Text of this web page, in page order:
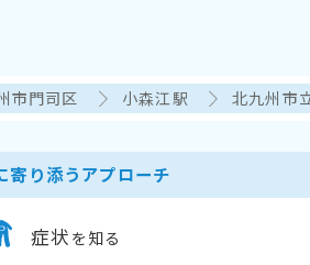
市門司区 小森江駅 北九州市
寄り添うアプローチ
症状 を知る